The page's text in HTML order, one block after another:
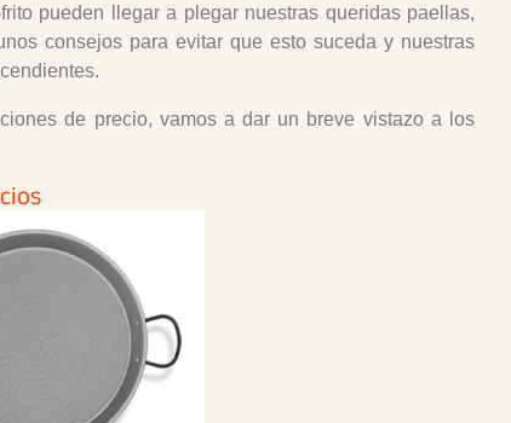
pueden llegar a plegar nuestras queridas paellas,
consejos para evitar que esto suceda y nuestras
de precio, vamos a dar un breve vistazo a los